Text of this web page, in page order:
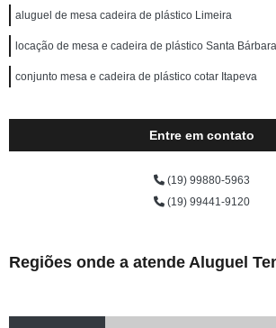
aluguel de mesa cadeira de plástico Limeira
locação de mesa e cadeira de plástico Santa
conjunto mesa e cadeira de plástico cotar Itapeva
Entre em contato
(19) 99880-5963
(19) 99441-9120
Regiões onde a atende Aluguel